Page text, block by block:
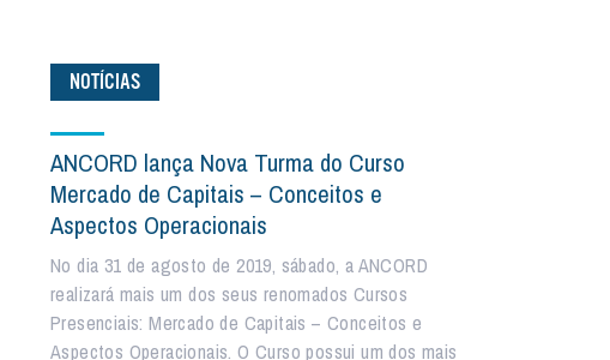
NOTÍCIAS
ANCORD lança Nova Turma do Curso
Mercado de Capitais – Conceitos e
Aspectos Operacionais
No dia 31 de agosto de 2019, sábado, a ANCORD
realizará mais um dos seus renomados Cursos
Presenciais: Mercado de Capitais – Conceitos e
Aspectos Operacionais. O Curso possui um dos mais